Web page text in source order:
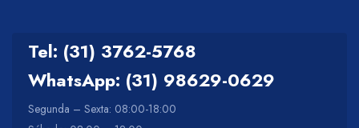
Tel: (31) 3762-5768
WhatsApp: (31) 98629-0629
Segunda – Sexta: 08:00-18:00